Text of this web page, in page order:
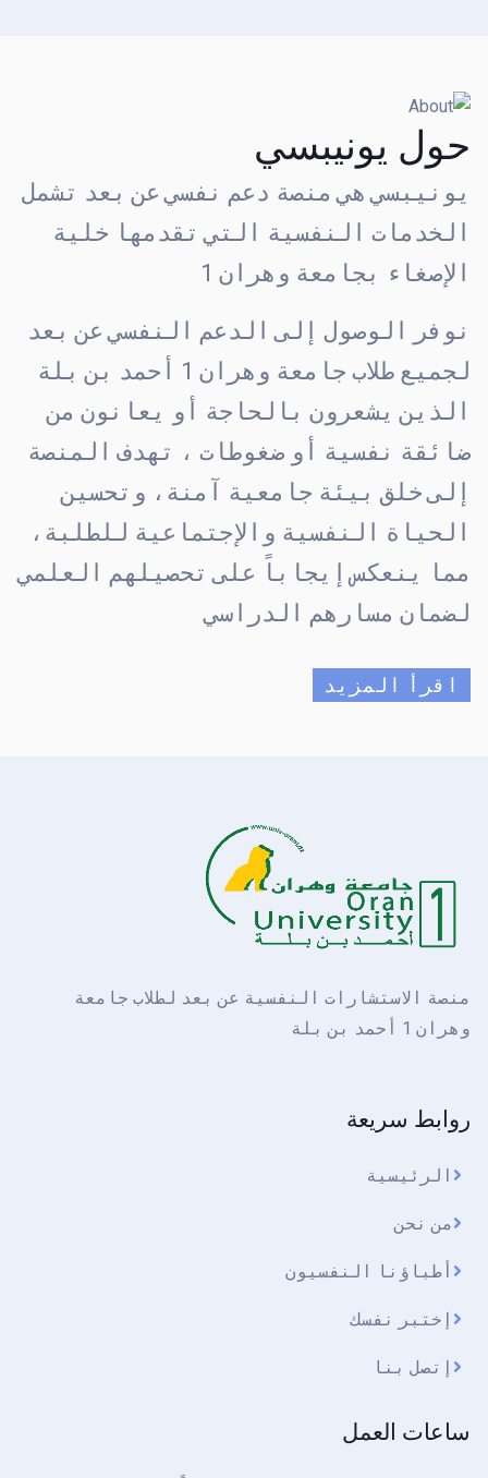
حول يونيبسي
يونيبسي هي منصة دعم نفسي عن بعد تشمل
الخدمات النفسية التي تقدمها خلية
الإصغاء بجامعة وهران 1
نوفر الوصول إلى الدعم النفسي عن بعد
لجميع طلاب جامعة وهران 1 أحمد بن بلة
الذين يشعرون بالحاجة أو يعانون من
ضائقة نفسية أو ضغوطات ، تهدف المنصة
إلى خلق بيئة جامعية آمنة، وتحسين
الحياة النفسية والإجتماعية للطلبة،
مما ينعكس إيجاباً على تحصيلهم العلمي
لضمان مسارهم الدراسي
اقرأ المزيد
منصة الاستشارات النفسية عن بعد لطلاب جامعة
وهران 1 أحمد بن بلة
روابط سريعة
الرئيسية
من نحن
أطباؤنا النفسيون
إختبر نفسك
إتصل بنا
ساعات العمل